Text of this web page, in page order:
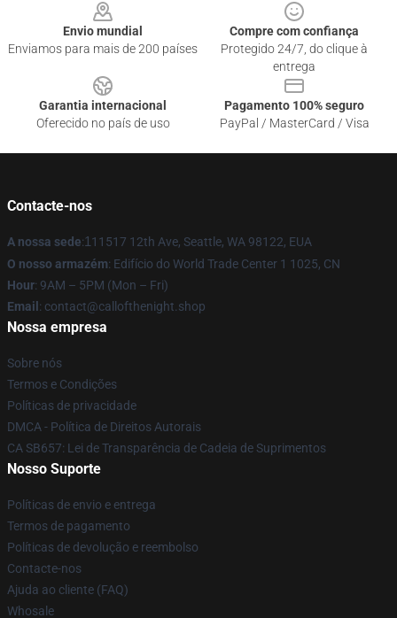
Envio mundial
Enviamos para mais de 200 países
Compre com confiança
Protegido 24/7, do clique à
entrega
Garantia internacional
Oferecido no país de uso
Pagamento 100% seguro
PayPal / MasterCard / Visa
Contacte-nos
A nossa sede:1 11517 12th Ave, Seattle, WA 98122, EUA
O nosso armazém: Edifício do World Trade Center 1 1025, CN
Hour: 9AM – 5PM (Mon – Fri)
Email : contact@callofthenight.shop
Nossa empresa
Sobre nós
Termos e Condições
Políticas de privacidade
DMCA - Política de Direitos Autorais
CA SB657: Lei de Transparência de Cadeia de Suprimentos
Nosso Suporte
Políticas de envio e entrega
Termos de pagamento
Políticas de devolução e reembolso
Contacte-nos
Ajuda ao cliente (FAQ)
Whosale